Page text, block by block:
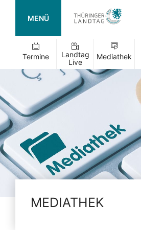
MENÜ
Termine
Landtag
Live
Mediathek
MEDIATHEK